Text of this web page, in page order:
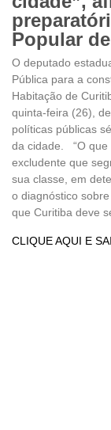
Popular
O deputado
Pública para a
Habitação de
quinta-feira (26),
políticas públicas
da cidade. “O que
excludente que
sua classe, em
o diagnóstico
que Curitiba deve
CLIQUE AQUI E